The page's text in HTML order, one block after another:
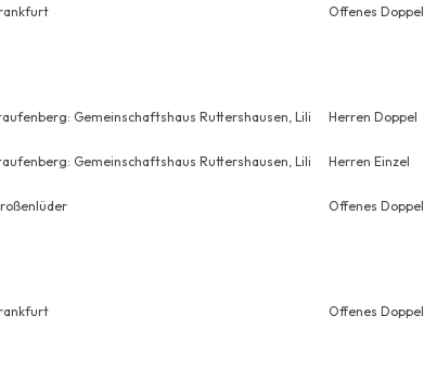
Offenes Doppel
Gemeinschaftshaus Ruttershausen, Lili Herren Doppel
Gemeinschaftshaus Ruttershausen, Lili Herren Einzel
Offenes Doppel
Offenes Doppel